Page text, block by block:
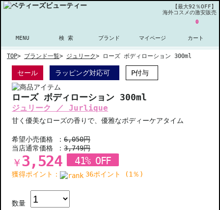
【最大92％OFF】
海外コスメの激安販売
MENU 検 索 ブランド マイページ
0
カート
TOP> ブランド一覧> ジュリーク> ローズ ボディローション 300ml
セール ラッピング対応可 P付与
ローズ ボディローション 300ml
ジュリーク ／ Jurlique
甘く優美なローズの香りで、優雅なボディーケアタイム
希望小売価格 ：6,050円
当店通常価格 ：3,749円
￥ 3,524 41% OFF
獲得ポイント： 36ポイント (1％)
数量